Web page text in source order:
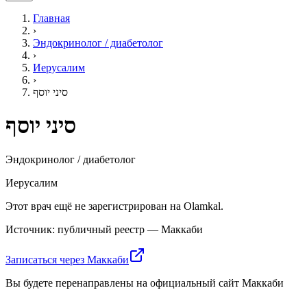
Главная
›
Эндокринолог / диабетолог
›
Иерусалим
›
סיני יוסף
סיני יוסף
Эндокринолог / диабетолог
Иерусалим
Этот врач ещё не зарегистрирован на Olamkal.
Источник: публичный реестр — Маккаби
Записаться через Маккаби
Вы будете перенаправлены на официальный сайт Маккаби